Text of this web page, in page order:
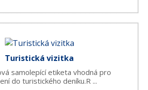
Turistická vizitka
samolepící etiketa vhodná pro
do turistického deníku.R ...